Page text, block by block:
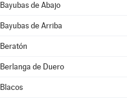
Bayubas de Abajo
Bayubas de Arriba
Beratón
Berlanga de Duero
Blacos